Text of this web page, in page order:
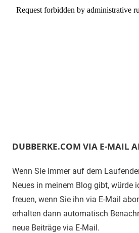
DUBBERKE.COM VIA E-MAIL
Wenn Sie immer auf dem
Neues in meinem Blog gibt, würde
freuen, wenn Sie ihn via E-Mail
erhalten dann automatisch
neue Beiträge via E-Mail.